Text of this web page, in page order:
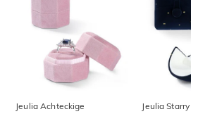
Jeulia Achteckige
Jeulia Starry